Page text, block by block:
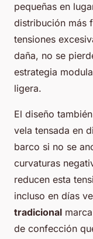
pequeñas en
distribución más
tensiones
daña, no se
estrategia
ligera.
El diseño
vela tensada en
barco si no se
curvaturas
reducen esta
incluso en días
tradicional
de confección